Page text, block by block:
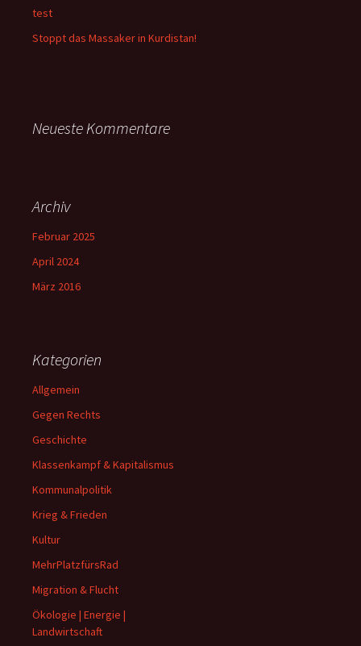
test
Stoppt das Massaker in Kurdistan!
Neueste Kommentare
Archiv
Februar 2025
April 2024
März 2016
Kategorien
Allgemein
Gegen Rechts
Geschichte
Klassenkampf & Kapitalismus
Kommunalpolitik
Krieg & Frieden
Kultur
MehrPlatzfürsRad
Migration & Flucht
Ökologie | Energie |
Landwirtschaft